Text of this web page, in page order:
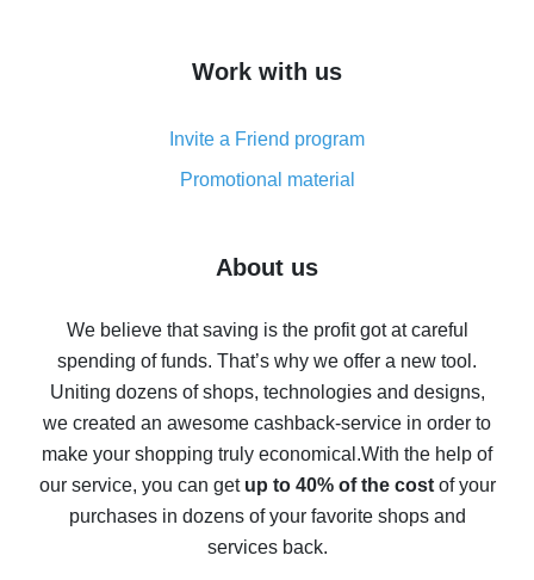
simple methods
8% cash back on AliExpress - saving real money is a
real thing
Five ways to get the most cash back on AliExpress
back
10% cash back on AliExpress - the impossible is
possible
The best cash back on AliExpress - how to find it
The best cash back service for AliExpress - let's
compare offers
Work with us
Invite a Friend program
Promotional material
About us
We believe that saving is the profit got at careful
spending of funds. That’s why we offer a new tool.
Uniting dozens of shops, technologies and designs,
we created an awesome cashback-service in order to
make your shopping truly economical.With the help of
our service, you can get up to 40% of the costof your
purchases in dozens of your favorite shops and
services back.